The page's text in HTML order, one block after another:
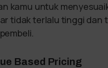
kamu untuk
tidak terlalu tinggi dan
Based Pricing